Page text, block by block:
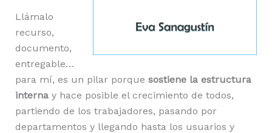
Llámalo
recurso,
documento,
entregable…
para mí, es un pilar porque sostiene la estructura
internay hace posible el crecimiento de todos,
partiendo de los trabajadores, pasando por
departamentos y llegando hasta los usuarios y